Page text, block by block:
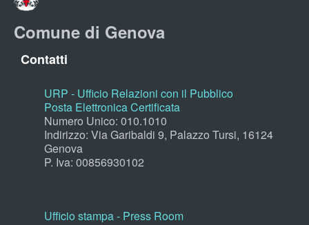
Comune di Genova
Contatti
URP - Ufficio Relazioni con il Pubblico
Posta Elettronica Certificata
Numero Unico: 010.1010
Indirizzo: Via Garibaldi 9, Palazzo Tursi, 16124
Genova
P. Iva: 00856930102
Ufficio stampa - Press Room